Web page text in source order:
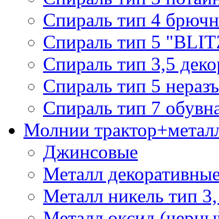
Спираль тип 4
Спираль тип 5
Спираль тип 3,5
Спираль тип 5
Спираль тип 7
Молнии
Джинсовые
Металл
Металл никель тип